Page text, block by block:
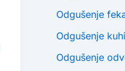
Odgušenje
Odgušenje
Odgušenje